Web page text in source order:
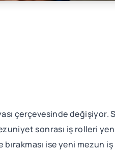
çerçevesinde değişiyor.
sonrası iş rolleri
ise yeni mezun iş